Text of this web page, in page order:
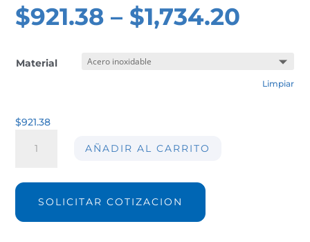
$921.38 – $1,734.20
Material
Limpiar
$921.38
electrico
CC50-
AÑADIR AL CARRITO
SOLICITAR COTIZACION